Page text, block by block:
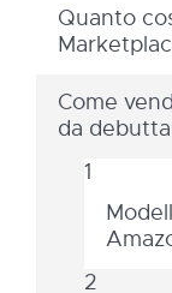
Quanto
Come
da